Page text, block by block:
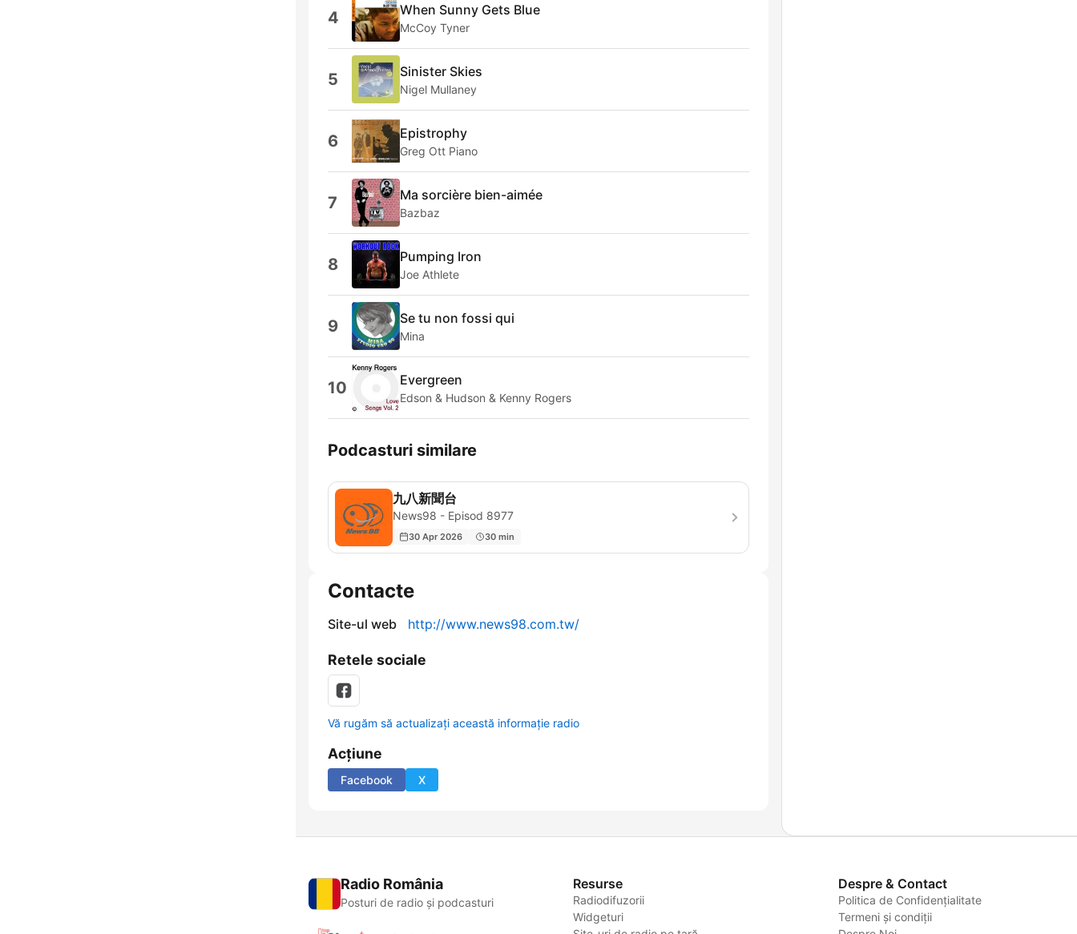
4 When Sunny Gets Blue
McCoy Tyner
5 Sinister Skies
Nigel Mullaney
6 Epistrophy
Greg Ott Piano
7 Ma sorcière bien-aimée
Bazbaz
8 Pumping Iron
Joe Athlete
9 Se tu non fossi qui
Mina
10 Evergreen
Edson & Hudson & Kenny Rogers
Podcasturi similare
九八新聞台
News98 - Episod 8977
30 Apr 2026 30 min
Contacte
Site-ul web http://www.news98.com.tw/
Retele sociale
Vă rugăm să actualizați această informație radio
Acțiune
Facebook X
Radio România
Posturi de radio și podcasturi
Resurse
Radiodifuzorii
Widgeturi
Despre & Contact
Politica de Confidențialitate
Termeni și condiții